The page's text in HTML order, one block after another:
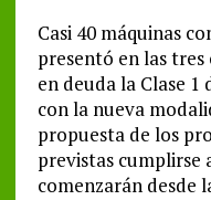
Casi 40 máquinas
presentó en las
en deuda la Clase 1
con la nueva
propuesta de los
previstas cumplirse
comenzarán desde